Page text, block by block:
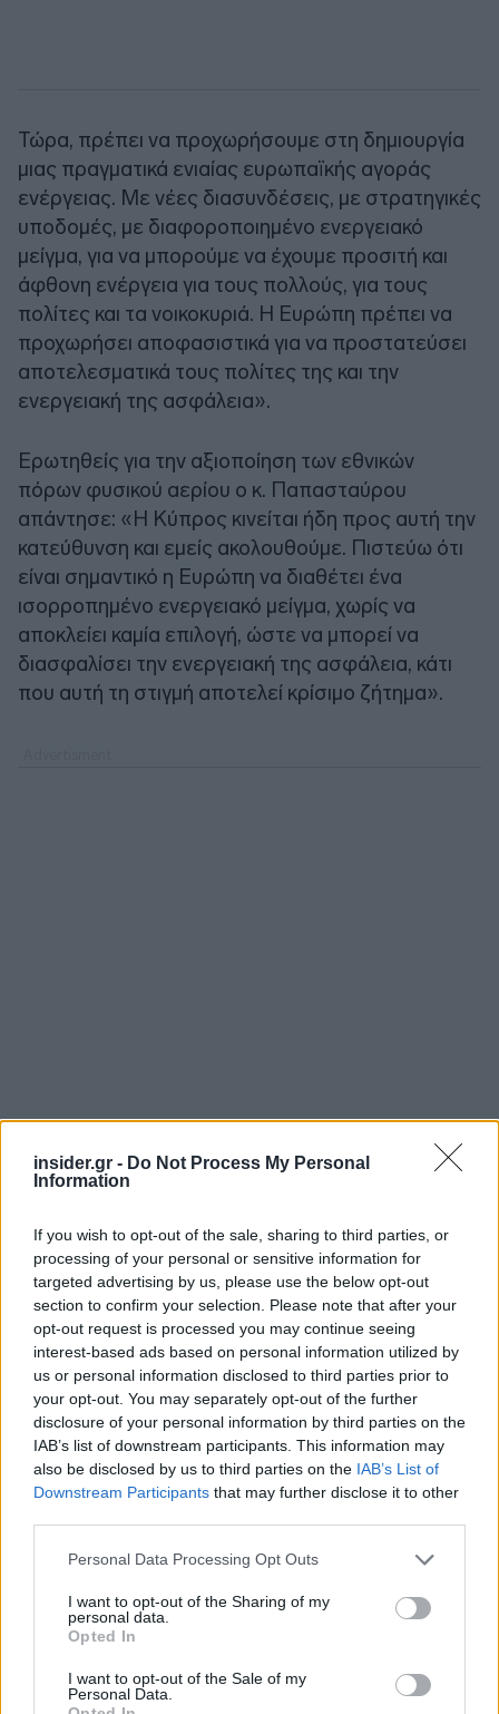
insider.gr - Do Not Process My Personal
Information
If you wish to opt-out of the sale, sharing to third parties, or
processing of your personal or sensitive information for
targeted advertising by us, please use the below opt-out
section to confirm your selection. Please note that after your
opt-out request is processed you may continue seeing
interest-based ads based on personal information utilized by
us or personal information disclosed to third parties prior to
your opt-out. You may separately opt-out of the further
disclosure of your personal information by third parties on the
IAB’s list of downstream participants. This information may
also be disclosed by us to third parties on the IAB’s List of
Downstream Participants that may further disclose it to other
Please note that this website/app uses one or more Google
not limited to your visit or usage behaviour. You may click to
grant or deny consent to Google and its third-party tags to
use your data for below specified purposes in below Google
consent section.
Personal Data Processing Opt Outs
I want to opt-out of the Sharing of my
personal data.
Opted In
I want to opt-out of the Sale of my
Personal Data.
Τώρα, πρέπει να προχωρήσουμε στη δημιουργία
μιας πραγματικά ενιαίας ευρωπαϊκής αγοράς
ενέργειας. Με νέες διασυνδέσεις, με στρατηγικές
υποδομές, με διαφοροποιημένο ενεργειακό
μείγμα, για να μπορούμε να έχουμε προσιτή και
άφθονη ενέργεια για τους πολλούς, για τους
πολίτες και τα νοικοκυριά. Η Ευρώπη πρέπει να
προχωρήσει αποφασιστικά για να προστατεύσει
αποτελεσματικά τους πολίτες της και την
ενεργειακή της ασφάλεια».
Ερωτηθείς για την αξιοποίηση των εθνικών
πόρων φυσικού αερίου ο κ. Παπασταύρου
απάντησε: «Η Κύπρος κινείται ήδη προς αυτή την
κατεύθυνση και εμείς ακολουθούμε. Πιστεύω ότι
είναι σημαντικό η Ευρώπη να διαθέτει ένα
ισορροπημένο ενεργειακό μείγμα, χωρίς να
αποκλείει καμία επιλογή, ώστε να μπορεί να
διασφαλίσει την ενεργειακή της ασφάλεια, κάτι
που αυτή τη στιγμή αποτελεί κρίσιμο ζήτημα».
Ακολουθήστε τοinsider.gr στο Google Newsκαι μάθετε
πρώτοι όλες τιςειδήσειςαπό την Ελλάδα και τον κόσμο.